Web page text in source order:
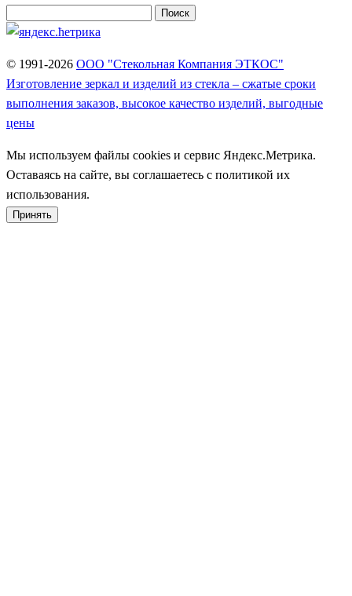
© 1991-2026 ООО "Стекольная Компания ЭТКОС"
Изготовление зеркал и изделий из стекла – сжатые сроки
выполнения заказов, высокое качество изделий, выгодные
цены
Мы используем файлы cookies и сервис Яндекс.Метрика.
Оставаясь на сайте, вы соглашаетесь с политикой их
использования.
Принять